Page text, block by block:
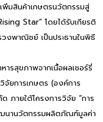
พิ่มสินค้าเกษตรนวัตกรรมสู่
Star” โดยได้รับเกียรติ
งพาณิชย์ เป็นประธานในพิธี
ารสุขภาพจากเนื้อผลเชอร์รี่
ยการเกษตร (องค์การ
ภายใต้โครงการวิจัย “การ
นานวัตกรรมผลิตภัณฑ์มูลค่า